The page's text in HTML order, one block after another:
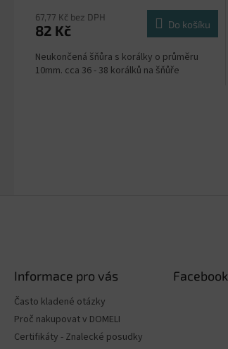
produktu
je
z
5
67,77 Kč bez DPH
82 Kč Do košíku
Neukončená šňůra s korálky o průměru
10mm. cca 36 - 38 korálků na šňůře
Informace pro vás
Často kladené otázky
Proč nakupovat v DOMELI
Certifikáty - Znalecké posudky
Facebook